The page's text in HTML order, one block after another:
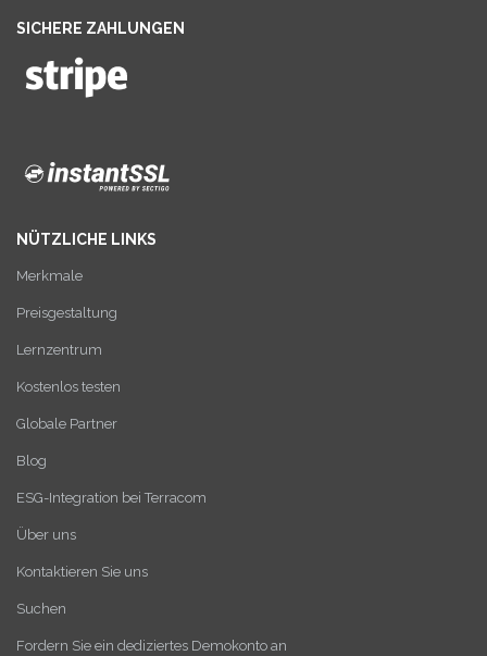
SICHERE ZAHLUNGEN
NÜTZLICHE LINKS
Merkmale
Preisgestaltung
Lernzentrum
Kostenlos testen
Globale Partner
Blog
ESG-Integration bei Terracom
Über uns
Kontaktieren Sie uns
Suchen
Fordern Sie ein dediziertes Demokonto an